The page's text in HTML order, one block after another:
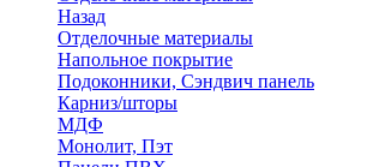
Назад
Отделочные материалы
Напольное покрытие
Подоконники, Сэндвич панель
Карниз/шторы
МДФ
Монолит, Пэт